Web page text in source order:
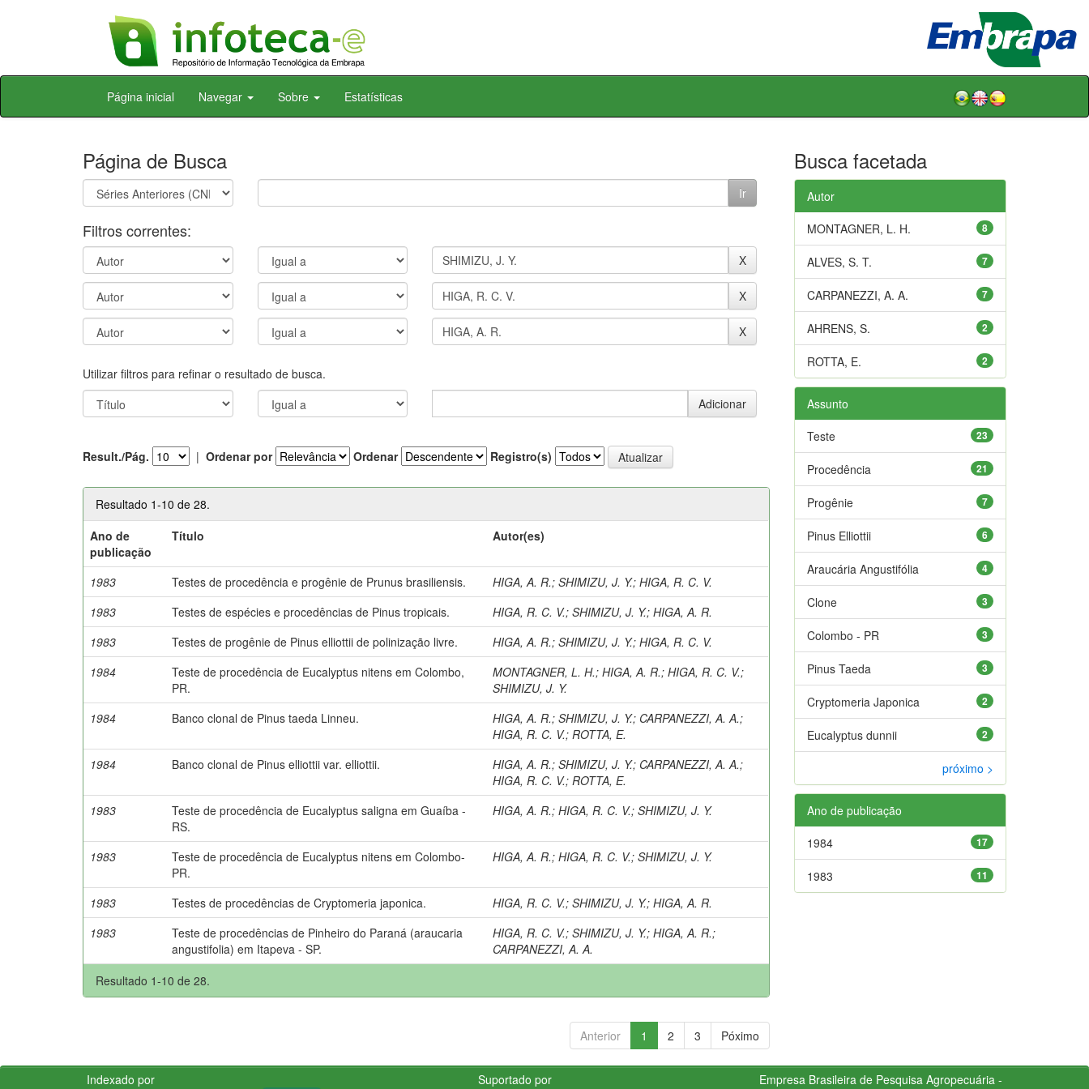
Skip
Página inicial Navegar Sobre Estatísticas
Página de Busca
Filtros correntes:
Utilizar filtros para refinar o resultado de busca.
Result./Pág. | Ordenar por Ordenar Registro(s)
Resultado 1-10 de 28.
Ano de
publicação
Título Autor(es)
1983 Testes de procedência e progênie de Prunus brasiliensis. HIGA, A. R.;SHIMIZU, J. Y.;HIGA, R. C. V.
1983
Testes de espécies e procedências de Pinus tropicais. HIGA, R. C. V.;SHIMIZU, J. Y.;HIGA, A. R.
1983
Testes de progênie de Pinus elliottii de polinização livre. HIGA, A. R.;SHIMIZU, J. Y.;HIGA, R. C. V.
1984
Teste de procedência de Eucalyptus nitens em Colombo,
PR.
MONTAGNER, L. H.;HIGA, A. R.;HIGA, R. C. V.;
SHIMIZU, J. Y.
1984
Banco clonal de Pinus taeda Linneu. HIGA, A. R.;SHIMIZU, J. Y.; CARPANEZZI, A. A.;
HIGA, R. C. V.; ROTTA, E.
1984
Banco clonal de Pinus elliottii var. elliottii. HIGA, A. R.;SHIMIZU, J. Y.; CARPANEZZI, A. A.;
HIGA, R. C. V.; ROTTA, E.
1983
Teste de procedência de Eucalyptus saligna em Guaíba -
RS.
HIGA, A. R.;HIGA, R. C. V.;SHIMIZU, J. Y.
1983
Teste de procedência de Eucalyptus nitens em Colombo-
PR.
HIGA, A. R.;HIGA, R. C. V.;SHIMIZU, J. Y.
1983 Testes de procedências de Cryptomeria japonica. HIGA, R. C. V.;SHIMIZU, J. Y.;HIGA, A. R.
1983
Teste de procedências de Pinheiro do Paraná (araucaria
angustifolia) em Itapeva - SP.
HIGA, R. C. V.;SHIMIZU, J. Y.;HIGA, A. R.;
CARPANEZZI, A. A.
Resultado 1-10 de 28.
Anterior 1 2 3 Póximo
Busca facetada
Autor
8
MONTAGNER, L. H.
7
ALVES, S. T.
7
CARPANEZZI, A. A.
2
AHRENS, S.
2
ROTTA, E.
Assunto
23
Teste
21
Procedência
7
Progênie
6
Pinus Elliottii
4
Araucária Angustifólia
3
Clone
3
Colombo - PR
3
Pinus Taeda
2
Cryptomeria Japonica
2
Eucalyptus dunnii
próximo >
Ano de publicação
17
1984
11
1983
Indexado por Suportado por
Empresa Brasileira de Pesquisa Agropecuária -